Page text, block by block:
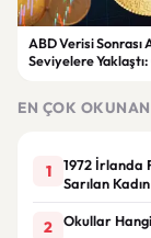
ABD Verisi Sonrası
Seviyelere
EN ÇOK
1
1972 İrlanda
Sarılan
2 Okullar